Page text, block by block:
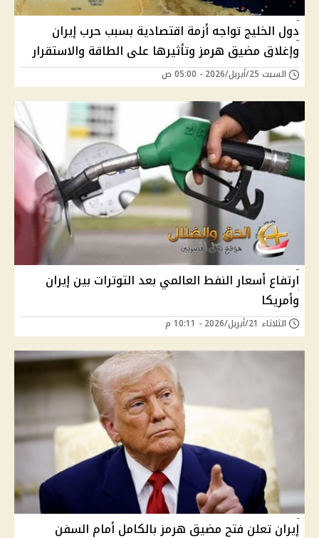
دول الخليج تواجه أزمة اقتصادية بسبب حرب إيران
وإغلاق مضيق هرمز وتأثيرها على الطاقة والاستقرار
السبت 25/أبريل/2026 - 05:00 ص
ارتفاع أسعار النفط العالمي بعد التوترات بين إيران
وأمريكا
الثلاثاء 21/أبريل/2026 - 10:11 م
إيران تعلن فتح مضيق هرمز بالكامل أمام السفن